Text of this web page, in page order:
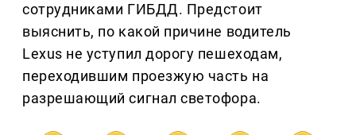
сотрудниками ГИБДД. Предстоит
выяснить, по какой причине водитель
Lexus не уступил дорогу пешеходам,
переходившим проезжую часть на
разрешающий сигнал светофора.